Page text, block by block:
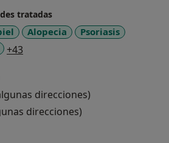
tratadas
Alopecia
Psoriasis
+43
direcciones)
direcciones)